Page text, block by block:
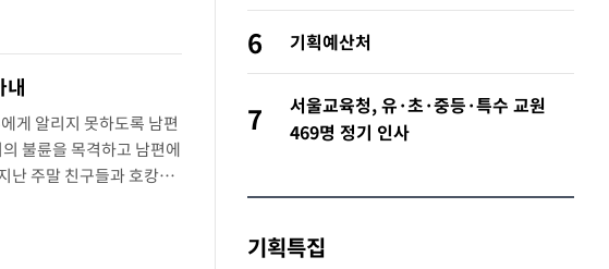
게 알리지 못하도록 남편
불륜을 목격하고 남편에
난 주말 친구들과 호캉스
봤다"고 말했다.또한
6 기획예산처
7
서울교육청, 유·초·중등·특수 교원
469명 정기 인사
기획특집